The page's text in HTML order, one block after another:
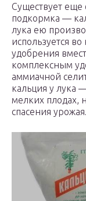
Существует еще
подкормка —
лука ею
используется
удобрения
комплексным
аммиачной
кальция у лука
мелких плодах,
спасения урожая.